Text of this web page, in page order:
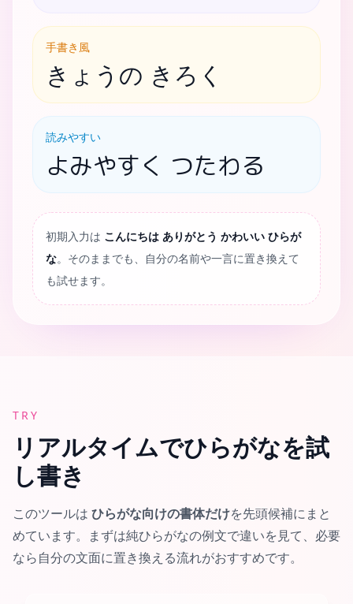
手書き風
きょうの きろく
読みやすい
よみやすく つたわる
初期入力は こんにちは ありがとう かわいい ひらが
な。そのままでも、自分の名前や一言に置き換えて
も試せます。
TRY
リアルタイムでひらがなを試
し書き
このツールは ひらがな向けの書体だけを先頭候補にまと
めています。まずは純ひらがなの例文で違いを見て、必要
なら自分の文面に置き換える流れがおすすめです。